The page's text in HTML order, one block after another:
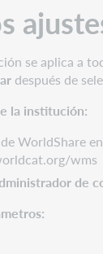
se aplica a
después de
la institución:
WorldShare
wms
de